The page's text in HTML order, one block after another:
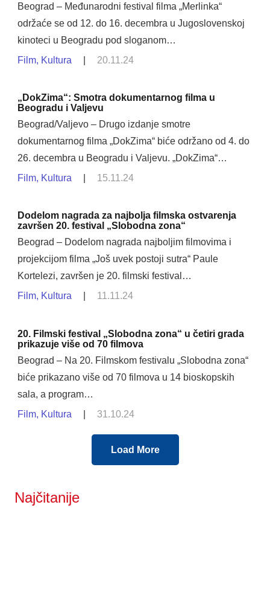
Beograd – Međunarodni festival filma „Merlinka“
održaće se od 12. do 16. decembra u Jugoslovenskoj
kinoteci u Beogradu pod sloganom…
Film, Kultura 20.11.24
„DokZima“: Smotra dokumentarnog filma u
Beogradu i Valjevu
Beograd/Valjevo – Drugo izdanje smotre
dokumentarnog filma „DokZima“ biće održano od 4. do
26. decembra u Beogradu i Valjevu. „DokZima“…
Film, Kultura 15.11.24
Dodelom nagrada za najbolja filmska ostvarenja
završen 20. festival „Slobodna zona“
Beograd – Dodelom nagrada najboljim filmovima i
projekcijom filma „Još uvek postoji sutra“ Paule
Kortelezi, završen je 20. filmski festival…
Film, Kultura 11.11.24
20. Filmski festival „Slobodna zona“ u četiri grada
prikazuje više od 70 filmova
Beograd – Na 20. Filmskom festivalu „Slobodna zona“
biće prikazano više od 70 filmova u 14 bioskopskih
sala, a program…
Film, Kultura 31.10.24
Load More
Najčitanije